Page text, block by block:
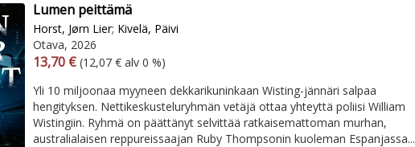
Lumen peittämä
Horst, Jørn Lier; Kivelä, Päivi
Otava, 2026
Arvonlisäverollinen hinta
13,70 € Arvonlisäveroton hinta
(12,07 € alv 0 %)
Yli 10 miljoonaa myyneen dekkarikuninkaan Wisting-jännäri salpaa
hengityksen. Nettikeskusteluryhmän vetäjä ottaa yhteyttä poliisi William
Wistingiin. Ryhmä on päättänyt selvittää ratkaisemattoman murhan,
australialaisen reppureissaajan Ruby Thompsonin kuoleman Espanjassa...